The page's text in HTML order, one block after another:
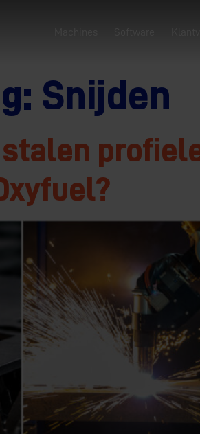
Snijden